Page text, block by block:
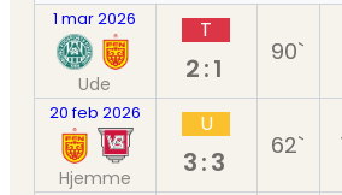
1 mar 2026
Ude
T
2:1
90`
20 feb 2026
Hjemme
U
3:3
62`